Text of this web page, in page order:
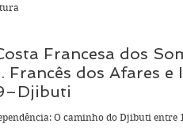
Francesa dos
dos Afares e
O caminho do Djibuti entre